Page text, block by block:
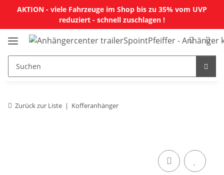
AKTION - viele Fahrzeuge im Shop bis zu 35% vom UVP
reduziert - schnell zuschlagen !
Zurück zur Liste Kofferanhänger